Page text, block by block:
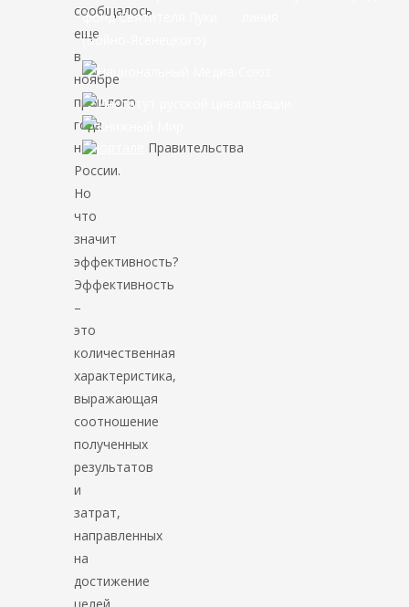
сообщалось
еще
в
ноябре
прошлого
года
напортале
Правительства
России.
Но
что
значит
эффективность?
Эффективность
–
это
количественная
характеристика,
выражающая
соотношение
полученных
результатов
и
затрат,
направленных
на
достижение